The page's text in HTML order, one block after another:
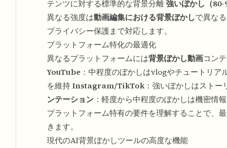
テンツに対する標準的な背景分離強いぼかし（80-
異なる強度は動画編集における背景ぼかしで異な
プライバシー保護まで対応します。
プラットフォーム特化の最適化
異なるプラットフォームには背景ぼかし動画コン
YouTube ：中程度のぼかしはvlogやチュートリ
を維持Instagram/TikTok ：強いぼかしはスト
ンテーション ：軽度から中程度のぼかしは機密情
プラットフォーム特有の要件を理解することで、
きます。
現代のAI背景ぼかしツールの高度な機能